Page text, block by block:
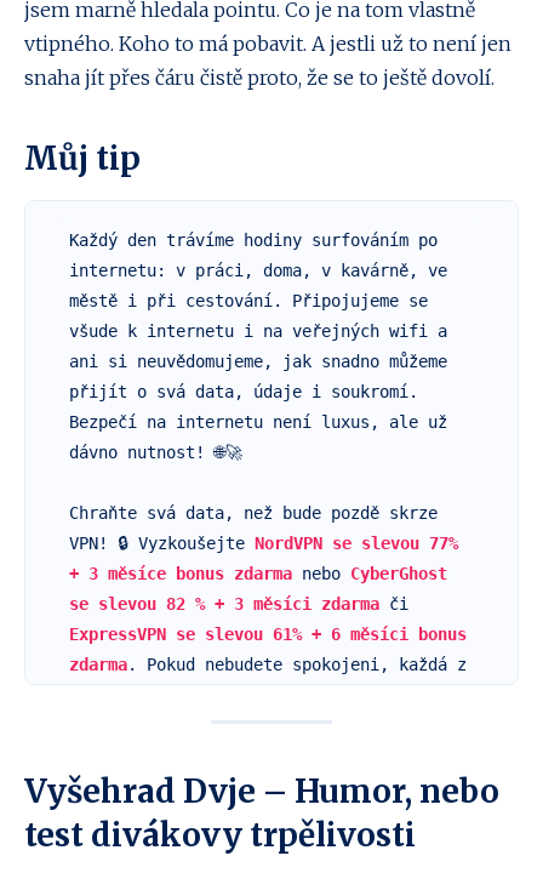
jsem marně hledala pointu. Co je na tom vlastně
vtipného. Koho to má pobavit. A jestli už to není jen
snaha jít přes čáru čistě proto, že se to ještě dovolí.
Můj tip
Každý den trávíme hodiny surfováním po
internetu: v práci, doma, v kavárně, ve
městě i při cestování. Připojujeme se
všude k internetu i na veřejných wifi a
ani si neuvědomujeme, jak snadno můžeme
přijít o svá data, údaje i soukromí.
Bezpečí na internetu není luxus, ale už
dávno nutnost! 🌐🚀
Chraňte svá data, než bude pozdě skrze
VPN! 🔒 Vyzkoušejte NordVPN se slevou 77%
+ 3 měsíce bonus zdarma nebo CyberGhost
se slevou 82 % + 3 měsíci zdarma
ExpressVPN se slevou 61% + 6 měsíci bonus
zdarma. Pokud nebudete spokojeni, každá z
přímo námi otestována!
Vyšehrad Dvje – Humor, nebo
test divákovy trpělivosti